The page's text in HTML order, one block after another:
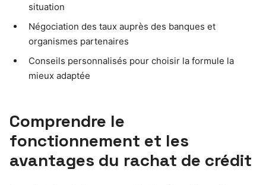
situation
Négociation des taux auprès des banques et
organismes partenaires
Conseils personnalisés pour choisir la formule la
mieux adaptée
Comprendre le
fonctionnement et les
avantages du rachat de crédit